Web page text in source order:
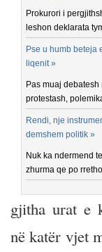
Prokurori i
leshon deklarata
Pse u humb beteja
liqenit »
Pas muaj debatesh
protestash,
Rendi, nje
demshem politik »
Nuk ka ndermend
zhurma qe po
gjitha urat e
në katër vjet